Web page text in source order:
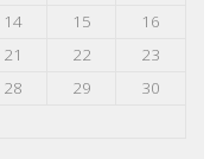
14 15
16
21 22
23
28 29
30